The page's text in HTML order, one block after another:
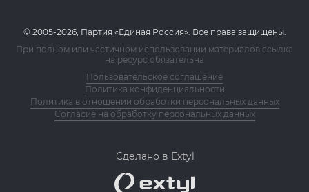
© 2005-2026, Партия «Единая Россия». Все права защищены.
При полном или частичном использовании материалов ссылка
на ресурс обязательна
Пользовательское соглашение
Политика конфиденциальности
Политика в отношении обработки персональных данных
Согласие на обработку персональных данных
Сделано в Extyl